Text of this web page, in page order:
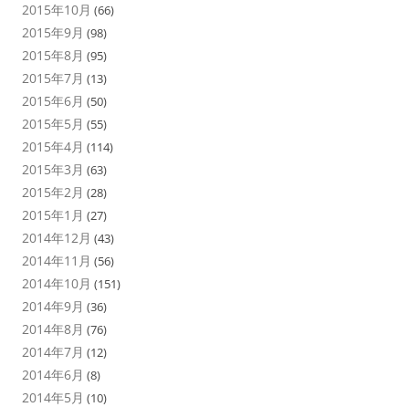
2015年10月 (66)
2015年9月 (98)
2015年8月 (95)
2015年7月 (13)
2015年6月 (50)
2015年5月 (55)
2015年4月 (114)
2015年3月 (63)
2015年2月 (28)
2015年1月 (27)
2014年12月 (43)
2014年11月 (56)
2014年10月 (151)
2014年9月 (36)
2014年8月 (76)
2014年7月 (12)
2014年6月 (8)
2014年5月 (10)